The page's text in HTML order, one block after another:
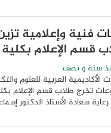
فنية وإعلامية
قسم الإعلام بكلية
سنة و نصف
العربية للعلوم
تخرج طلاب قسم الإعلام
سعادة الأستاذ الدكتور